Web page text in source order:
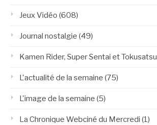
Jeux Vidéo (608)
Journal nostalgie (49)
Kamen Rider, Super Sentai et Tokusatsu
L'actualité de la semaine (75)
L'image de la semaine (5)
La Chronique Webciné du Mercredi (1)